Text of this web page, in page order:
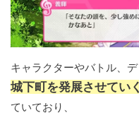
キャラクターやバトル、デ
城下町を発展させてい
ていており、